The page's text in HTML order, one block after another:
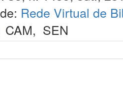
Rede Virtual de
CAM, SEN